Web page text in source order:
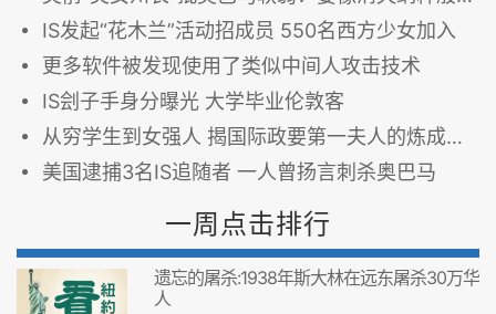
IS发起“花木兰”活动招成员 550名西方少女加入
更多软件被发现使用了类似中间人攻击技术
IS刽子手身分曝光 大学毕业伦敦客
从穷学生到女强人 揭国际政要第一夫人的炼成记(图)
美国逮捕3名IS追随者 一人曾扬言刺杀奥巴马
一周点击排行
遗忘的屠杀:1938年斯大林在远东屠杀30万华
人